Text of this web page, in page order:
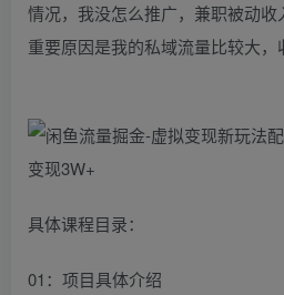
情况，我没怎么推广，兼职被动
重要原因是我的私域流量比较大，
具体课程目录：
01：项目具体介绍